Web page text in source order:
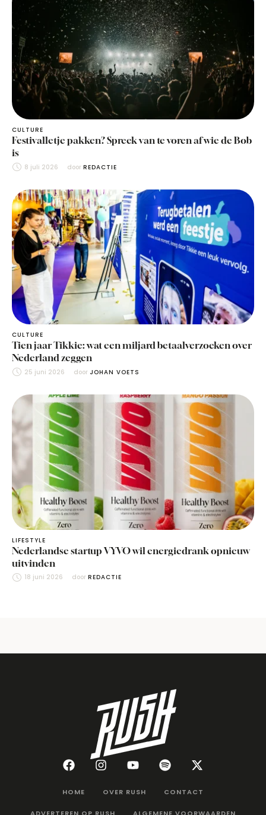
CULTURE
Festivalletje pakken? Spreek van te voren af wie de Bob
is
8 juli 2026 door REDACTIE
CULTURE
Tien jaar Tikkie: wat een miljard betaalverzoeken over
Nederland zeggen
25 juni 2026 door JOHAN VOETS
LIFESTYLE
Nederlandse startup VYVO wil energiedrank opnieuw
uitvinden
18 juni 2026 door REDACTIE
HOME OVER RUSH CONTACT
ADVERTEREN OP RUSH ALGEMENE VOORWAARDEN